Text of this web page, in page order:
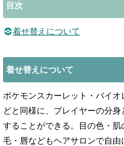
目次
着せ替えについて
着せ替えについて
ポケモンスカーレット・バイ
どと同様に、プレイヤーの分
することができる。目の色・
毛・唇などもヘアサロンで自由